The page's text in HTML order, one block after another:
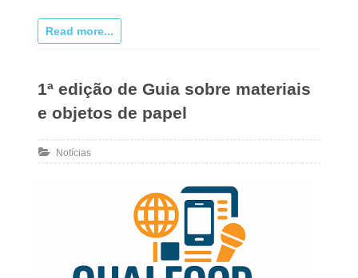
Read more...
1ª edição de Guia sobre materiais
e objetos de papel
Notícias